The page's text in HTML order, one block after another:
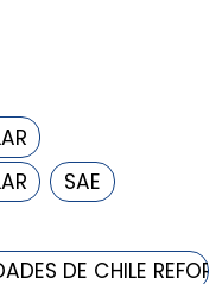
SAE
DE CHILE